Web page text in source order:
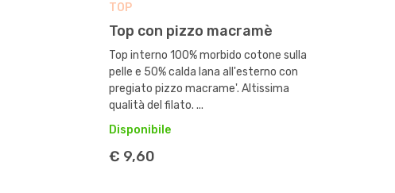
TOP
Top con pizzo macramè
Top interno 100% morbido cotone sulla
pelle e 50% calda lana all'esterno con
pregiato pizzo macrame'. Altissima
qualità del filato. ...
Disponibile
€ 9,60